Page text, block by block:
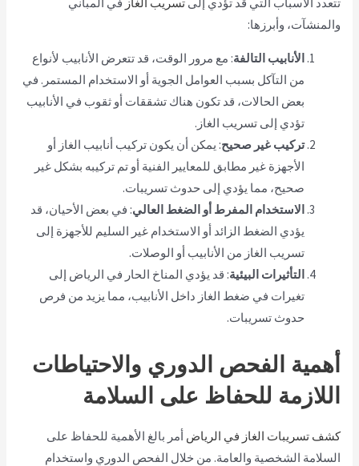
والمنشآت، وأبرزها:
الأنابيب التالفة: مع مرور الوقت، قد تتعرض الأنابيب لأنواع
من التآكل بسبب العوامل الجوية أو الاستخدام المستمر. في
بعض الحالات، قد تكون هناك تشققات أو ثقوب في الأنابيب
تؤدي إلى تسريب الغاز.
تركيب غير صحيح: يمكن أن يكون تركيب أنابيب الغاز أو
الأجهزة غير مطابق للمعايير الفنية أو تم تركيبه بشكل غير
صحيح، مما يؤدي إلى حدوث تسريبات.
الاستخدام المفرط أو الضغط العالي: في بعض الأحيان، قد
يؤدي الضغط الزائد أو الاستخدام غير السليم للأجهزة إلى
تسريب الغاز من الأنابيب أو الوصلات.
التأثيرات البيئية: قد يؤدي المناخ الحار في الرياض إلى
تغيرات في ضغط الغاز داخل الأنابيب، مما يزيد من فرص
حدوث تسريبات.
أهمية الفحص الدوري والاحتياطات
اللازمة للحفاظ على السلامة
كشف تسريبات الغاز في الرياض أمر بالغ الأهمية للحفاظ على
السلامة الشخصية والعامة. من خلال الفحص الدوري واستخدام